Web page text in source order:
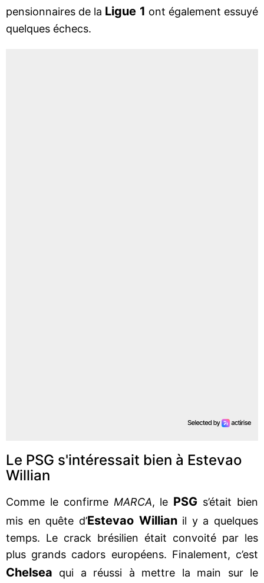
pensionnaires de la Ligue 1 ont également essuyé
quelques échecs.
Le PSG s'intéressait bien à Estevao
Willian
Comme le confirme MARCA, le PSG s’était bien
mis en quête d’Estevao Willianil y a quelques
temps. Le crack brésilien était convoité par les
plus grands cadors européens. Finalement, c’est
Chelsea qui a réussi à mettre la main sur le